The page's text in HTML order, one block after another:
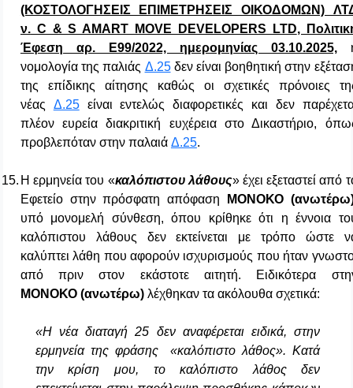
(ΚΟΣΤΟΛΟΓΗΣΕΙΣ ΕΠΙΜΕΤΡΗΣΕΙΣ ΟΙΚΟΔΟΜΩΝ)
ν.C & S AMART MOVE DEVELOPERS LTD,
Έφεση αρ. Ε99/2022, ημερομηνίας 03.10.2025,
νομολογία της παλιάς Δ.25 δεν είναι βοηθητική στην
της επίδικης αίτησης καθώς οι σχετικές πρόνοιες
νέας
Δ.25
είναι εντελώς διαφορετικές και δεν
πλέον ευρεία διακριτική ευχέρεια στο Δικαστήριο,
προβλεπόταν στην παλαιά Δ.25.
15. H ερμηνεία του «καλόπιστου λάθους» έχει εξεταστεί από
Εφετείο στην πρόσφατη απόφαση
ΜΟΝΟΚΟ
υπό μονομελή σύνθεση, όπου κρίθηκε ότι η έννοια
καλόπιστου λάθους δεν εκτείνεται με τρόπο ώστε
καλύπτει λάθη που αφορούν ισχυρισμούς που ήταν
από πριν στον εκάστοτε αιτητή. Ειδικότερα
ΜΟΝΟΚΟ (ανωτέρω)λέχθηκαν τα ακόλουθα σχετικά:
«Η νέα διαταγή 25 δεν αναφέρεται ειδικά, στην
ερμηνεία της φράσης «καλόπιστο λάθος». Κατά
την κρίση μου, το καλόπιστο λάθος δεν